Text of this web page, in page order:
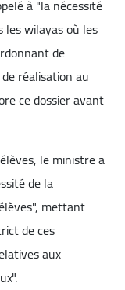
à "la nécessité
les wilayas où les
de
réalisation au
ce dossier avant
le ministre a
de la
mettant
de ces
aux